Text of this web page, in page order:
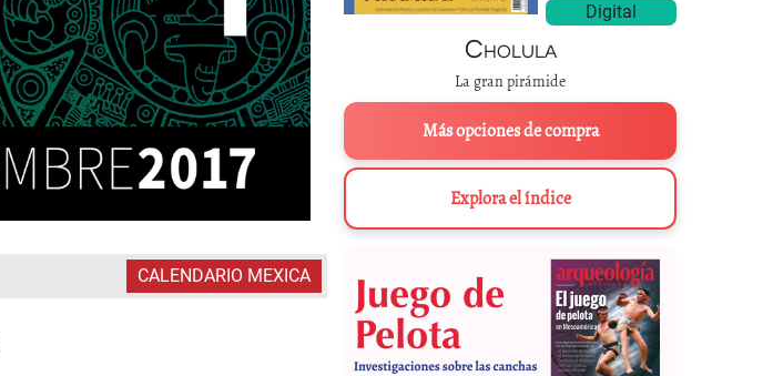
CALENDARIO MEXICA
Digital
Cholula
La gran pirámide
Más opciones de compra
Explora el índice